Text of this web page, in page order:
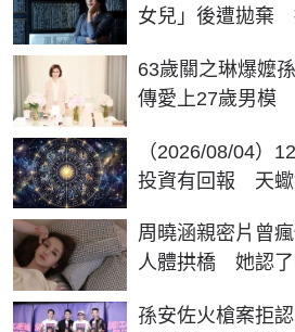
女兒」後遭拋棄
63歲關之琳爆嬤
傳愛上27歲男模
（2026/08/04）
投資有回報 天蠍
周曉涵親密片曾
人體拱橋 她認了
孫安佐火槍案拒